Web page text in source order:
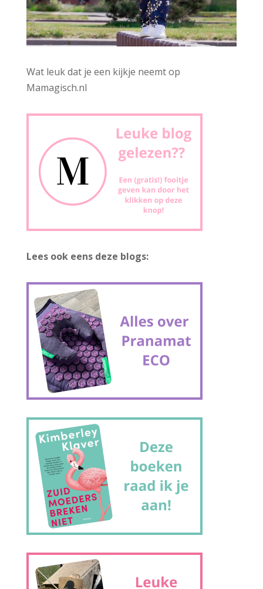
Wat leuk dat je een kijkje neemt op
Mamagisch.nl
Lees ook eens deze blogs: